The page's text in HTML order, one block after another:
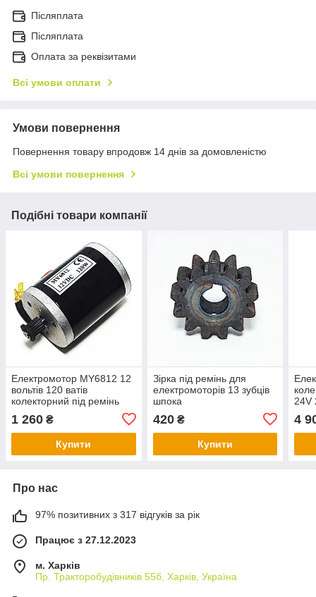
Післяплата
Пiсляплата
Оплата за реквізитами
Всі умови оплати
Умови повернення
Повернення товару впродовж 14 днів за домовленістю
Всі умови повернення
Подібні товари компанії
Електромотор MY6812 12
вольтів 120 ватів
колекторний під ремінь
1 260 ₴
Купити
Зірка під ремінь для
електромоторів 13 зубців
шпока
420₴
Купити
24V
4
Про нас
97% позитивних з 317 відгуків за рік
Працює з 27.12.2023
м. Харків
Пр. Тракторобудiвникiв 55б, Харків, Україна